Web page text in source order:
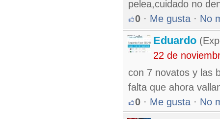
pelea,cuidado no
0 · Me gusta · No
Eduardo
22 de
con 7 novatos y las
falta que ahora
0 · Me gusta · No